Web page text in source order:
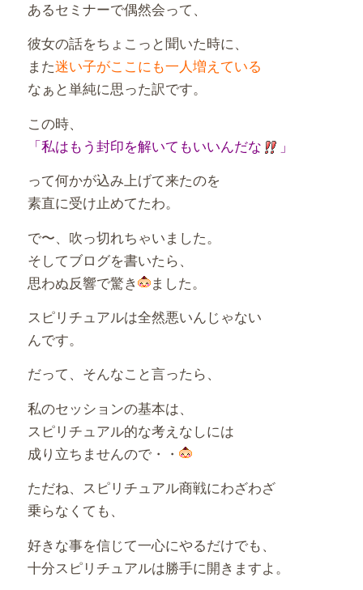
あるセミナーで偶然会って、
彼女の話をちょこっと聞いた時に、
また迷い子がここにも一人増えている
なぁと単純に思った訳です。
この時、
「私はもう封印を解いてもいいんだな
」
って何かが込み上げて来たのを
素直に受け止めてたわ。
で〜、吹っ切れちゃいました。
そしてブログを書いたら、
思わぬ反響で驚き
ました。
スピリチュアルは全然悪いんじゃない
んです。
だって、そんなこと言ったら、
私のセッションの基本は、
スピリチュアル的な考えなしには
成り立ちませんので・・
ただね、スピリチュアル商戦にわざわざ
乗らなくても、
好きな事を信じて一心にやるだけでも、
十分スピリチュアルは勝手に開きますよ。